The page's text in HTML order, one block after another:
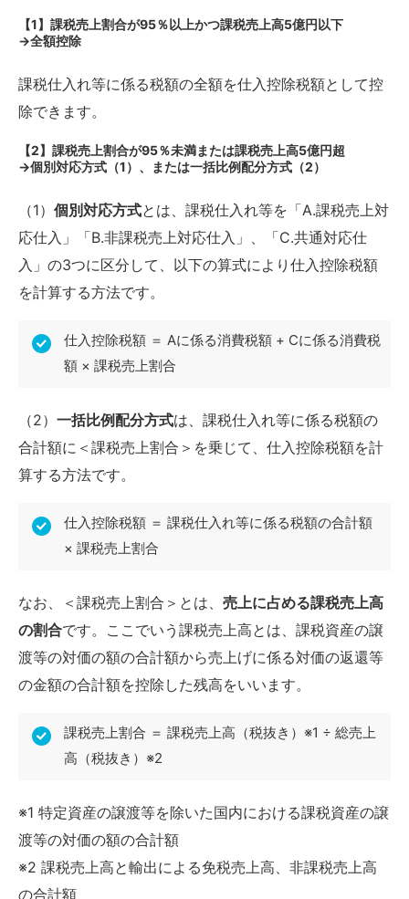
【1】課税売上割合が95％以上かつ課税売上高5億円以下
→全額控除
課税仕入れ等に係る税額の全額を仕入控除税額として控
除できます。
【2】課税売上割合が95％未満または課税売上高5億円超
→個別対応方式（1）、または一括比例配分方式（2）
（1） 個別対応方式とは、課税仕入れ等を「A.課税売上対
応仕入」「B.非課税売上対応仕入」、「C.共通対応仕
入」の3つに区分して、以下の算式により仕入控除税額
を計算する方法です。
仕入控除税額 ＝ Aに係る消費税額 + Cに係る消費税
額 × 課税売上割合
（2） 一括比例配分方式は、課税仕入れ等に係る税額の
合計額に＜課税売上割合＞を乗じて、仕入控除税額を計
算する方法です。
仕入控除税額 ＝ 課税仕入れ等に係る税額の合計額
× 課税売上割合
なお、＜課税売上割合＞とは、 売上に占める課税売上高
の割合です。ここでいう課税売上高とは、課税資産の譲
渡等の対価の額の合計額から売上げに係る対価の返還等
の金額の合計額を控除した残高をいいます。
課税売上割合 ＝ 課税売上高（税抜き）※1 ÷ 総売上
高（税抜き）※2
※1 特定資産の譲渡等を除いた国内における課税資産の譲
渡等の対価の額の合計額
※2 課税売上高と輸出による免税売上高、非課税売上高
の合計額